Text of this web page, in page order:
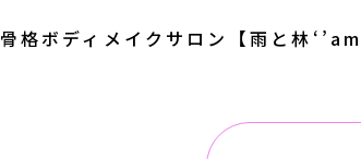
骨格ボディメイクサロン【雨と林